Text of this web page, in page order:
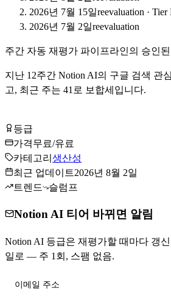
2026년 7월 15일reevaluation ·
2026년 7월 2일reevaluation
주간 자동 재평가 파이프라인의 승인
지난 12주간 Notion AI의 구글 검색 관
고, 최근 주는 41 로 보합세입니다.
등급
가격무료/유료
카테고리 생산성
최근 업데이트2026년 8월 2일
트렌드
슬럼프
Notion AI 티어 바뀌면 알림
Notion AI 등급은 재평가할 때마다 갱
일로 — 주 1회, 스팸 없음.